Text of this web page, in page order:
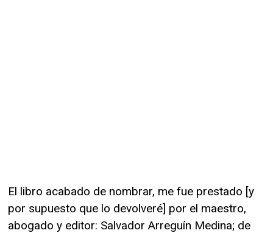
El libro acabado de nombrar, me fue prestado [y
por supuesto que lo devolveré] por el maestro,
abogado y editor: Salvador Arreguín Medina; de